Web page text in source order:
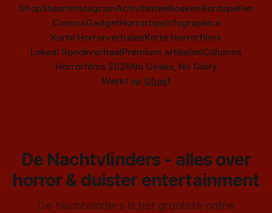
ShopSteamInstagramActiviteitenBoekenBordspellen
ComicsGadgetHorrortipsInfographics
Korte HorrorverhalenKorte Horrorfilms
Lokaal SpookverhaalPremium artikelenColumns
Horrorfilms 2026No Geeks, No Glory
Werkt op Ghost
De Nachtvlinders - alles over
horror & duister entertainment
De Nachtvlinders is het grootste online